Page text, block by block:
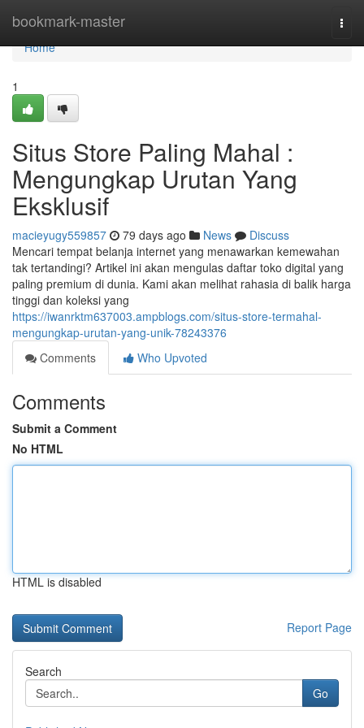
bookmark-master
Home
Home
1
Situs Store Paling Mahal :
Mengungkap Urutan Yang
Eksklusif
macieyugy559857 79 days ago News
Discuss
Mencari tempat belanja internet yang menawarkan kemewahan
tak tertandingi? Artikel ini akan mengulas daftar toko digital yang
paling premium di dunia. Kami akan melihat rahasia di balik harga
tinggi dan koleksi yang
https://iwanrktm637003.ampblogs.com/situs-store-termahal-
mengungkap-urutan-yang-unik-78243376
Comments
Who Upvoted
Comments
Submit a Comment
No HTML
HTML is disabled
Report Page
Search
Go